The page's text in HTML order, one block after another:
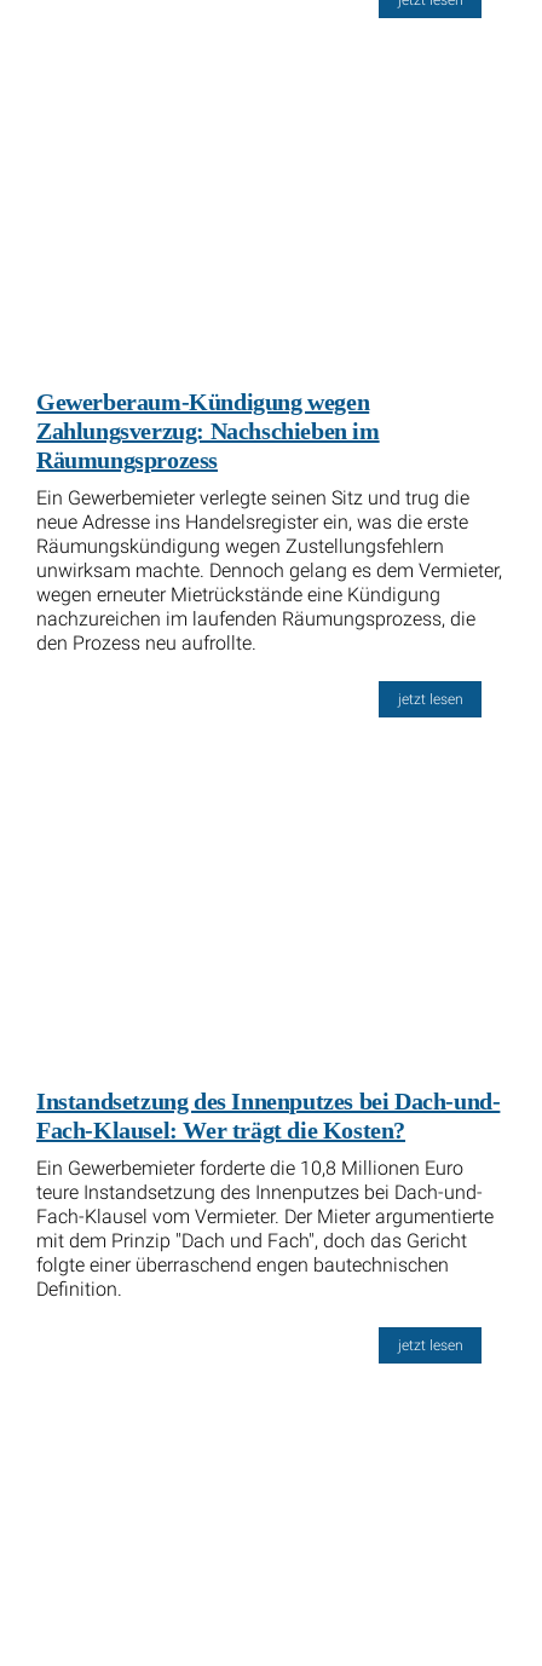
Gewerberaum-Kündigung wegen
Zahlungsverzug: Nachschieben im
Räumungsprozess
Ein Gewerbemieter verlegte seinen Sitz und trug die
neue Adresse ins Handelsregister ein, was die erste
Räumungskündigung wegen Zustellungsfehlern
unwirksam machte. Dennoch gelang es dem Vermieter,
wegen erneuter Mietrückstände eine Kündigung
nachzureichen im laufenden Räumungsprozess, die
den Prozess neu aufrollte.
jetzt lesen
Instandsetzung des Innenputzes bei Dach-und-
Fach-Klausel: Wer trägt die Kosten?
Ein Gewerbemieter forderte die 10,8 Millionen Euro
teure Instandsetzung des Innenputzes bei Dach-und-
Fach-Klausel vom Vermieter. Der Mieter argumentierte
mit dem Prinzip "Dach und Fach", doch das Gericht
folgte einer überraschend engen bautechnischen
Definition.
jetzt lesen